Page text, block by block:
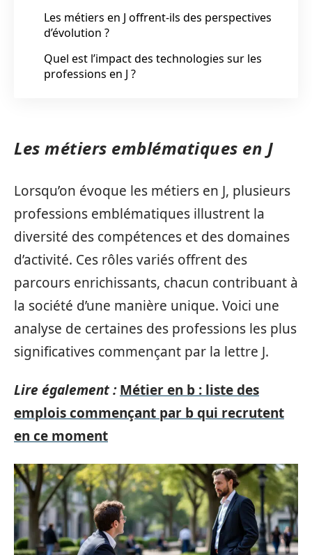
Les métiers en J offrent-ils des perspectives
d’évolution ?
Quel est l’impact des technologies sur les
professions en J ?
Les métiers emblématiques en J
Lorsqu’on évoque les métiers en J, plusieurs
professions emblématiques illustrent la
diversité des compétences et des domaines
d’activité. Ces rôles variés offrent des
parcours enrichissants, chacun contribuant à
la société d’une manière unique. Voici une
analyse de certaines des professions les plus
significatives commençant par la lettre J.
Lire également : Métier en b : liste des
emplois commençant par b qui recrutent
en ce moment